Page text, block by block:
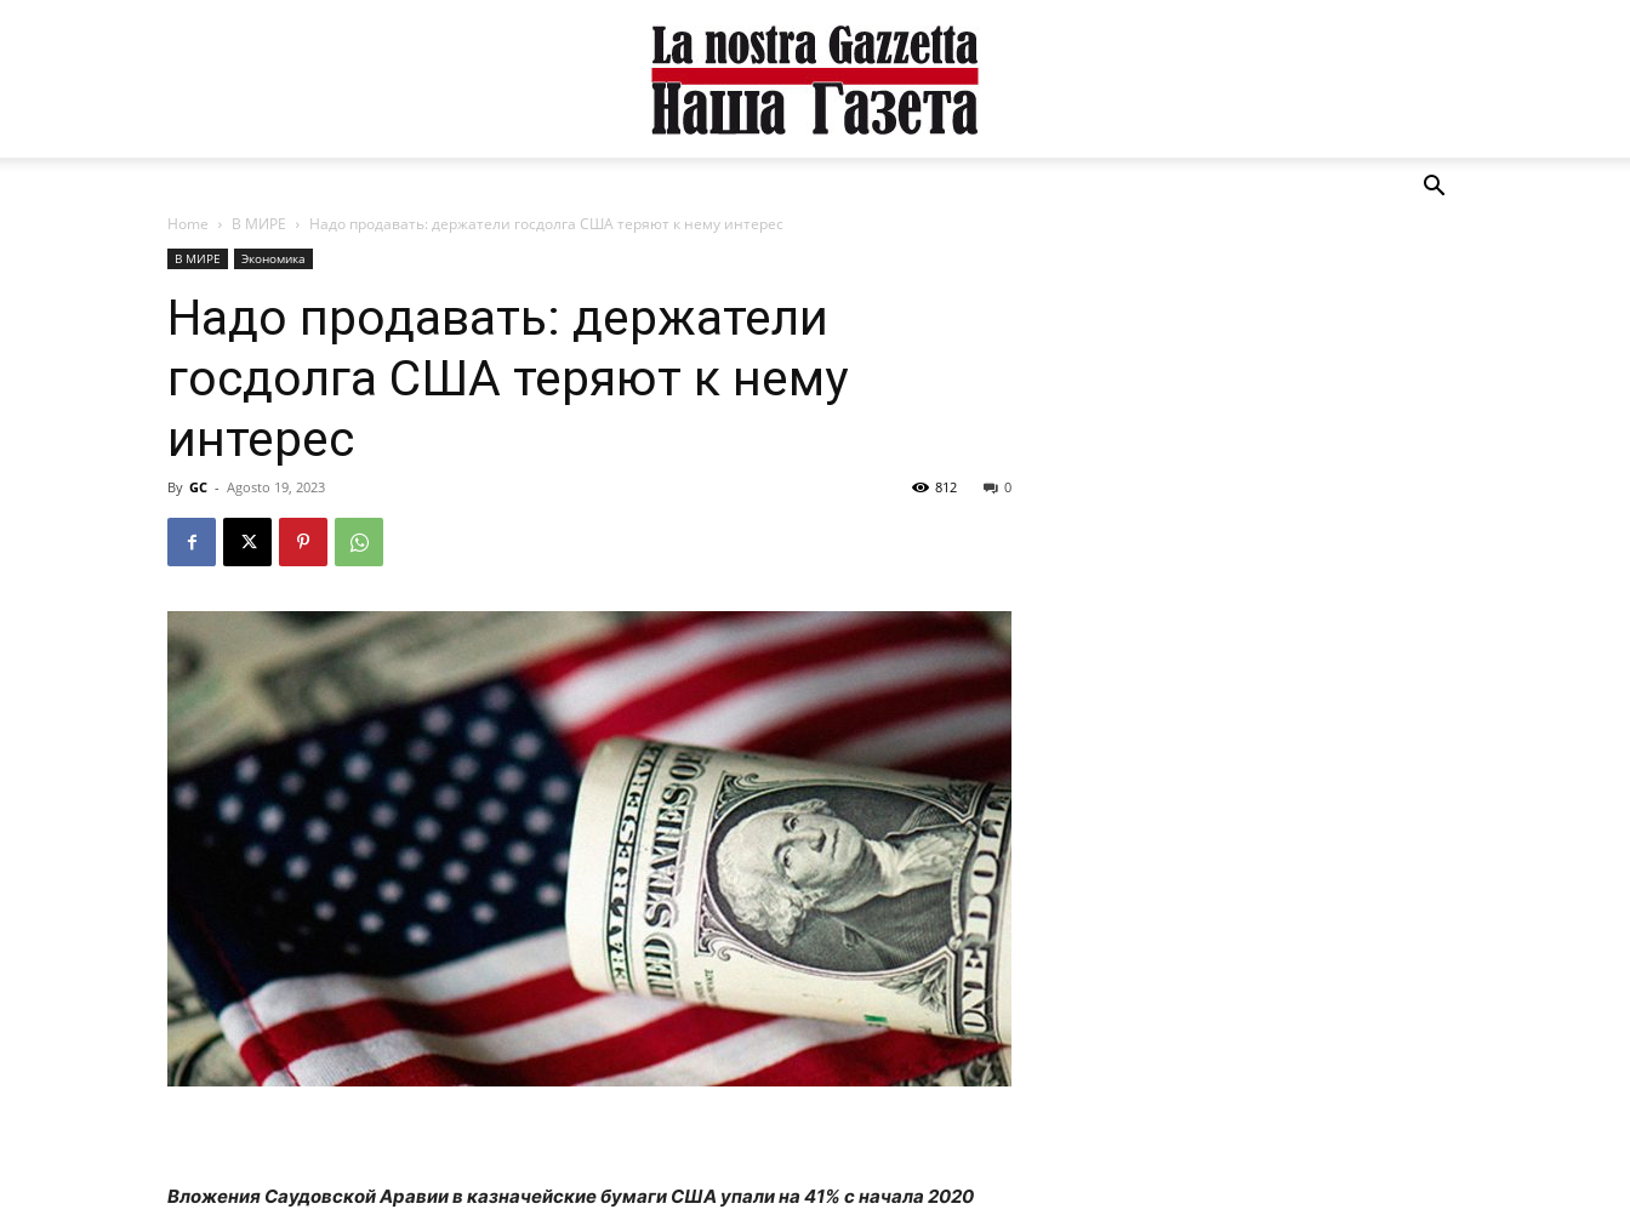
Home В МИРЕ Надо продавать: держатели госдолга США теряют к нему интерес
В МИРЕ Экономика
Надо продавать: держатели
госдолга США теряют к нему
интерес
By GC - Agosto 19, 2023 0
812
Вложения Саудовской Аравии в казначейские бумаги США упали на 41% с начала 2020